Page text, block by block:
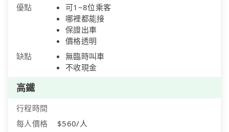
優點
可1~8位乘客
哪裡都能接
保證出車
價格透明
缺點
無臨時叫車
不收現金
高鐵
行程時間
每人價格
$560/人